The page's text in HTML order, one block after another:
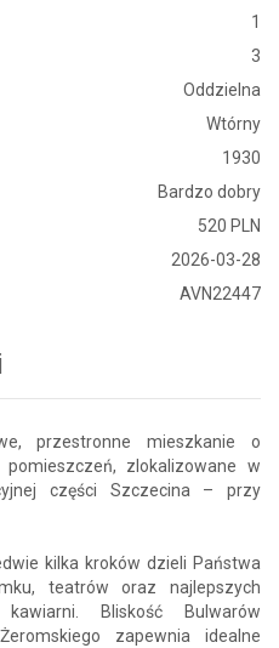
1
3
Oddzielna
Wtórny
1930
Bardzo dobry
520 PLN
2026-03-28
AVN22447
przestronne mieszkanie o
zlokalizowane w
części Szczecina – przy
kilka kroków dzieli Państwa
teatrów oraz najlepszych
Bliskość Bulwarów
zapewnia idealne